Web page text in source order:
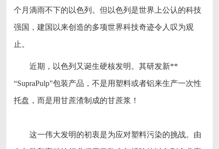
个月滴雨不下的以色列。但以色列是世界上公认的科技
强国，建国以来创造的多项世界科技奇迹令人叹为观
止。
近期，以色列又诞生硬核发明。其研发新**
“SupraPulp”包装产品，不是用塑料或者铝来生产一次性
托盘，而是用甘蔗渣制成的甘蔗浆！
这一伟大发明的初衷是为应对塑料污染的挑战。由